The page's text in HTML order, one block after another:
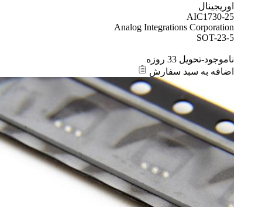
اوریجینال
AIC1730-25
Analog Integrations Corporation
SOT-23-5
ناموجود-تحویل 33 روزه
اضافه به سبد سفارش